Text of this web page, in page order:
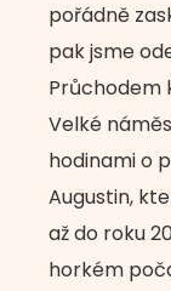
pořádně
pak jsme
Průchodem
Velké
hodinami o
Augustin,
až do roku
horkém